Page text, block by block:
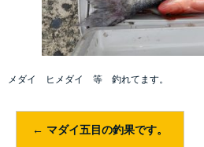
メダイ ヒメダイ 等 釣れてます。
← マダイ五目の釣果です。